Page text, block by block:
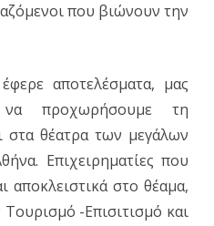
που βιώνουν την
αποτελέσματα, μας
προχωρήσουμε τη
στα θέατρα των μεγάλων
Επιχειρηματίες που
αποκλειστικά στο θέαμα,
-Επισιτισμό και